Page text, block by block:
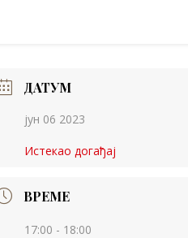
ДАТУМ
јун 06 2023
Истекао догађај
ВРЕМЕ
17:00 - 18:00